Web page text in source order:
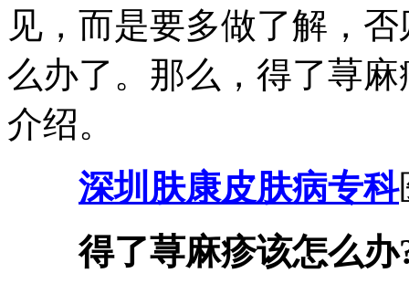
见，而是要多做了解，
么办了。那么，得了荨
介绍。
深圳肤康皮肤病专科
得了荨麻疹该怎么办